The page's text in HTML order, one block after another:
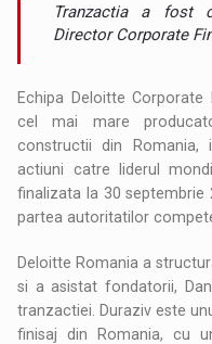
Tranzactia a fost
Director Corporate
Echipa Deloitte
cel mai mare
constructii din Romania,
actiuni catre liderul
finalizata la 30 septembrie
partea autoritatilor
Deloitte Romania a
si a asistat fondatorii,
tranzactiei. Duraziv este
finisaj din Romania, cu